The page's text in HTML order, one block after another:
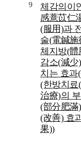
9
체감의이
感薏苡仁
(服用)과
술(電鍼施
체지방(體
감소(減少
치는 효과
(한방치료
治療)의
(部分肥滿
(改善) 효
果))